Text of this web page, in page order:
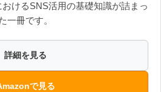
けるSNS活用の基礎知識が詰まっ
一冊です。
詳細を見る
で見る